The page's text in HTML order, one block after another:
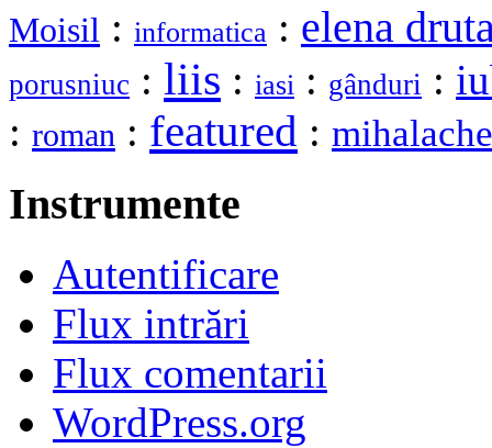
Moisil : informatica : elena
porusniuc : liis : iasi : gânduri :
: roman : featured : mihalache
Instrumente
Autentificare
Flux intrări
Flux comentarii
WordPress.org